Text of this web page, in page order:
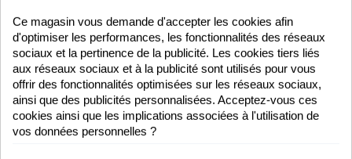
96,71 €
Ajouter au panier
Ce magasin vous demande d'accepter les cookies afin
d'optimiser les performances, les fonctionnalités des réseaux
sociaux et la pertinence de la publicité. Les cookies tiers liés
aux réseaux sociaux et à la publicité sont utilisés pour vous
offrir des fonctionnalités optimisées sur les réseaux sociaux,
ainsi que des publicités personnalisées. Acceptez-vous ces
cookies ainsi que les implications associées à l'utilisation de
vos données personnelles ?